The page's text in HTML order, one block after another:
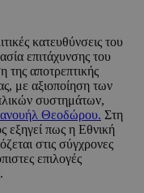
κατευθύνσεις του
επιτάχυνσης του
αποτρεπτικής
με αξιοποίηση των
συστημάτων,
Θεοδώρου. Στη
εξηγεί πως η Εθνική
στις σύγχρονες
επιλογές